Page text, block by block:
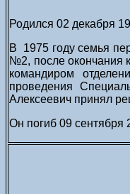
Родился 02 декабря
В 1975 году семья
№2, после окончания
командиром
проведения
Алексеевич принял
Он погиб 09 сентября